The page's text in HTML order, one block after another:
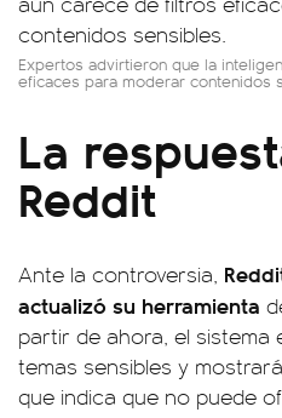
Expertos advirtieron que la
eficaces para moderar contenidos
La
Reddit
Ante la controversia,
actualizó su herramienta
partir de ahora, el
temas sensibles y
que indica que no puede